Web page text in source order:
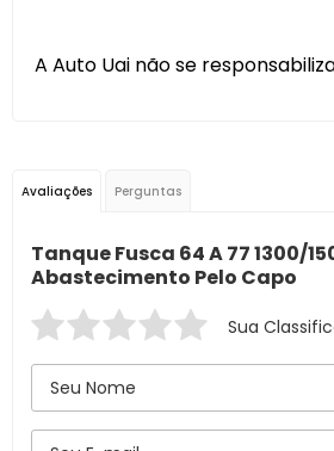
A Auto Uai não se
Avaliações Perguntas
Tanque Fusca 64 A 77 1300/
Abastecimento Pelo Capo
Sua